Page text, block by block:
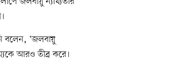
বলেন, ‘জলবায়ু
আরও তীব্র করে।